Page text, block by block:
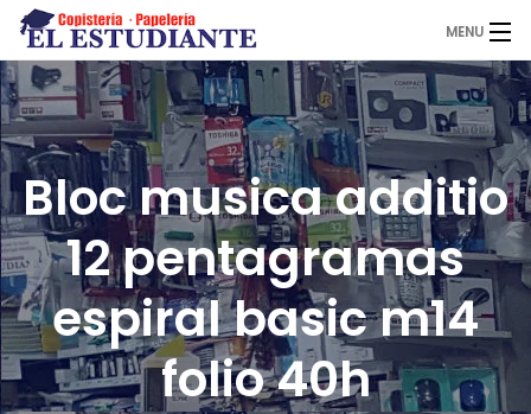
MENU
El Estudiante
Copistería
Papelería
Servicios
Bloc musica additio
12 pentagramas
espiral basic m14
folio 40h